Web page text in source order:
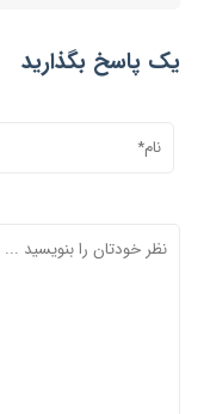
یک پاسخ بگذارید